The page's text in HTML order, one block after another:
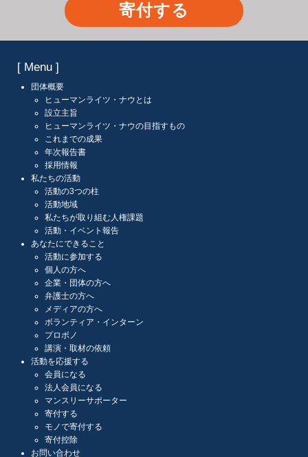
寄付する
[ Menu ]
団体概要
ヒューマンライツ・ナウとは
設立主旨
ヒューマンライツ・ナウの目指すもの
これまでの成果
年次報告書
採用情報
私たちの活動
活動の3つの柱
活動地域
私たちが取り組む人権課題
活動・イベント報告
あなたにできること
活動に参加する
個人の方へ
企業・団体の方へ
弁護士の方へ
メディアの方へ
ボランティア・インターン
プロボノ
講演・取材の依頼
活動を応援する
会員になる
法人会員になる
マンスリーサポーター
寄付する
モノで寄付する
寄付控除
お問い合わせ